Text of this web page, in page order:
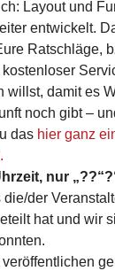
Layout und
entwickelt.
Ratschläge,
willst, damit es
noch gibt –
das hier ganz
nur
der
hat und wir
veröffentlichen